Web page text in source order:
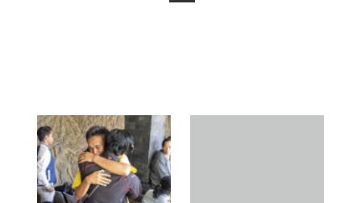
Prenumeruodami portalą,
Jūs sutinkate su
taisyklėmis